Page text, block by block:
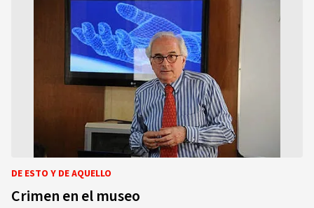
DE ESTO Y DE AQUELLO
Crimen en el museo